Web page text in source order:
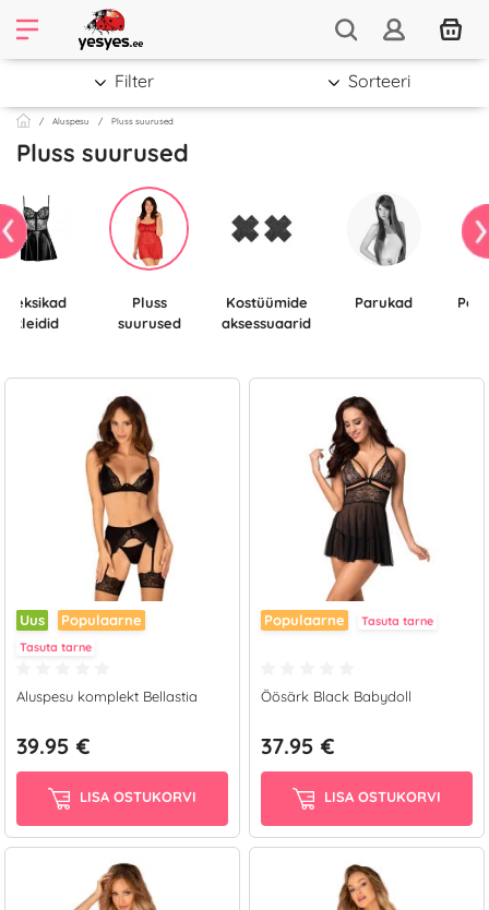
Aluspesu Pluss suurused
Filter Sorteeri
Pluss suurused
kleidid
Pluss
suurused
Kostüümide
aksessuaarid
Parukad
Pole dance
Uus Populaarne
Tasuta tarne
Aluspesu komplekt Bellastia
39.95 €
LISA OSTUKORVI
Populaarne Tasuta tarne
Öösärk Black Babydoll
37.95 €
LISA OSTUKORVI